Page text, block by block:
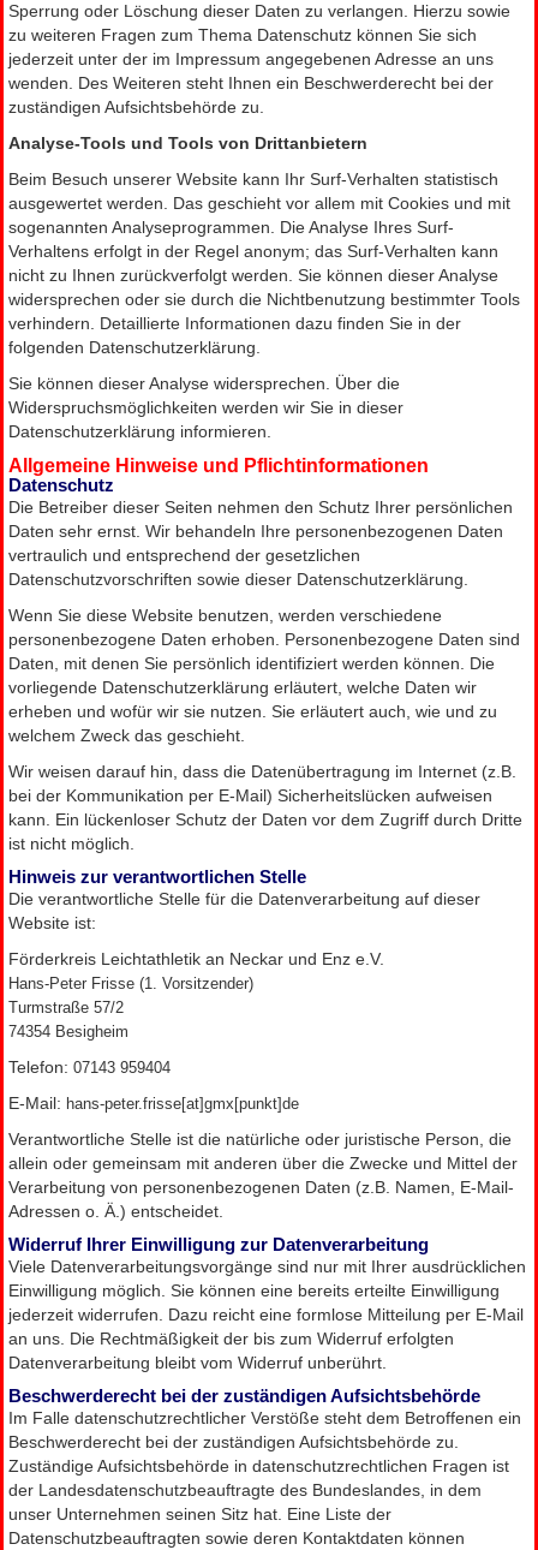
Sperrung oder Löschung dieser Daten zu verlangen. Hierzu sowie
zu weiteren Fragen zum Thema Datenschutz können Sie sich
jederzeit unter der im Impressum angegebenen Adresse an uns
wenden. Des Weiteren steht Ihnen ein Beschwerderecht bei der
zuständigen Aufsichtsbehörde zu.
Analyse-Tools und Tools von Drittanbietern
Beim Besuch unserer Website kann Ihr Surf-Verhalten statistisch
ausgewertet werden. Das geschieht vor allem mit Cookies und mit
sogenannten Analyseprogrammen. Die Analyse Ihres Surf-
Verhaltens erfolgt in der Regel anonym; das Surf-Verhalten kann
nicht zu Ihnen zurückverfolgt werden. Sie können dieser Analyse
widersprechen oder sie durch die Nichtbenutzung bestimmter Tools
verhindern. Detaillierte Informationen dazu finden Sie in der
folgenden Datenschutzerklärung.
Sie können dieser Analyse widersprechen. Über die
Widerspruchsmöglichkeiten werden wir Sie in dieser
Datenschutzerklärung informieren.
Allgemeine Hinweise und Pflichtinformationen
Datenschutz
Die Betreiber dieser Seiten nehmen den Schutz Ihrer persönlichen
Daten sehr ernst. Wir behandeln Ihre personenbezogenen Daten
vertraulich und entsprechend der gesetzlichen
Datenschutzvorschriften sowie dieser Datenschutzerklärung.
Wenn Sie diese Website benutzen, werden verschiedene
personenbezogene Daten erhoben. Personenbezogene Daten sind
Daten, mit denen Sie persönlich identifiziert werden können. Die
vorliegende Datenschutzerklärung erläutert, welche Daten wir
erheben und wofür wir sie nutzen. Sie erläutert auch, wie und zu
welchem Zweck das geschieht.
Wir weisen darauf hin, dass die Datenübertragung im Internet (z.B.
bei der Kommunikation per E-Mail) Sicherheitslücken aufweisen
kann. Ein lückenloser Schutz der Daten vor dem Zugriff durch Dritte
ist nicht möglich.
Hinweis zur verantwortlichen Stelle
Die verantwortliche Stelle für die Datenverarbeitung auf dieser
Website ist:
Förderkreis Leichtathletik an Neckar und Enz e.V.
Hans-Peter Frisse (1. Vorsitzender)
Turmstraße 57/2
74354 Besigheim
Telefon:07143 959404
E-Mail: hans-peter.frisse[at]gmx[punkt]de
Verantwortliche Stelle ist die natürliche oder juristische Person, die
allein oder gemeinsam mit anderen über die Zwecke und Mittel der
Verarbeitung von personenbezogenen Daten (z.B. Namen, E-Mail-
Adressen o. Ä.) entscheidet.
Widerruf Ihrer Einwilligung zur Datenverarbeitung
Viele Datenverarbeitungsvorgänge sind nur mit Ihrer ausdrücklichen
Einwilligung möglich. Sie können eine bereits erteilte Einwilligung
jederzeit widerrufen. Dazu reicht eine formlose Mitteilung per E-Mail
an uns. Die Rechtmäßigkeit der bis zum Widerruf erfolgten
Datenverarbeitung bleibt vom Widerruf unberührt.
Beschwerderecht bei der zuständigen Aufsichtsbehörde
Im Falle datenschutzrechtlicher Verstöße steht dem Betroffenen ein
Beschwerderecht bei der zuständigen Aufsichtsbehörde zu.
Zuständige Aufsichtsbehörde in datenschutzrechtlichen Fragen ist
der Landesdatenschutzbeauftragte des Bundeslandes, in dem
unser Unternehmen seinen Sitz hat. Eine Liste der
Datenschutzbeauftragten sowie deren Kontaktdaten können